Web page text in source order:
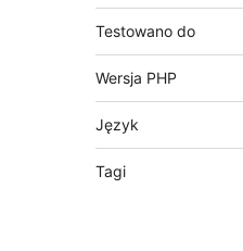
Testowano do
Wersja PHP
Język
Tagi